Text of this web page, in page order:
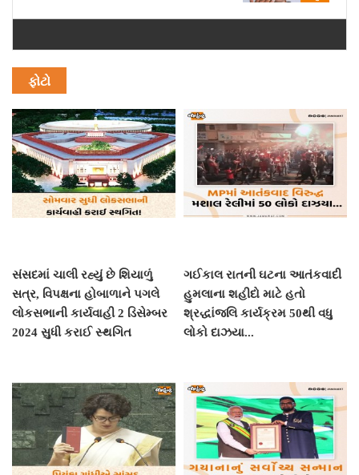
ફોટો
સંસદમાં ચાલી રહ્યું છે શિયાળું
સત્ર, વિપક્ષના હોબાળાને પગલે
લોકસભાની કાર્યવાહી 2 ડિસેમ્બર
2024 સુધી કરાઈ સ્થગિત
ગઈકાલ રાતની ઘટના આતંકવાદી
હુમલાના શહીદો માટે હતો
શ્રદ્ધાંજલિ કાર્યક્રમ 50થી વધુ
લોકો દાઝયા...